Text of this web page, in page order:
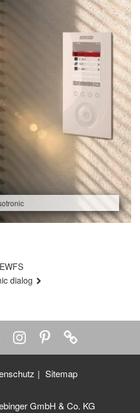
EWFS
dialog
Sitemap
GmbH & Co. KG